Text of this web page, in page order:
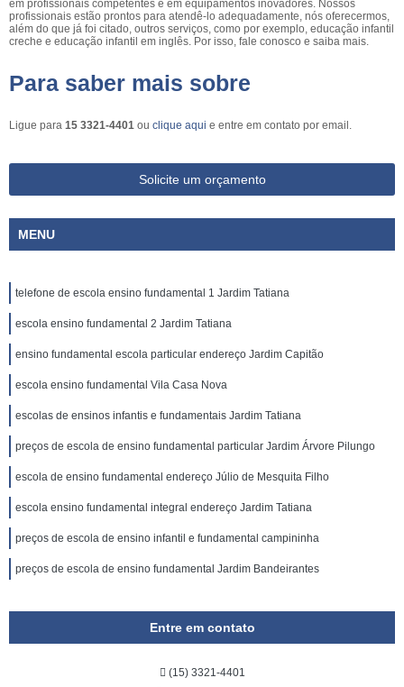
em profissionais competentes e em equipamentos inovadores. Nossos
profissionais estão prontos para atendê-lo adequadamente, nós oferecermos,
além do que já foi citado, outros serviços, como por exemplo, educação infantil
creche e educação infantil em inglês. Por isso, fale conosco e saiba mais.
Para saber mais sobre
Ligue para 15 3321-4401 ou clique aqui e entre em contato por email.
Solicite um orçamento
MENU
telefone de escola ensino fundamental 1 Jardim Tatiana
escola ensino fundamental 2 Jardim Tatiana
ensino fundamental escola particular endereço Jardim Capitão
escola ensino fundamental Vila Casa Nova
escolas de ensinos infantis e fundamentais Jardim Tatiana
preços de escola de ensino fundamental particular Jardim Árvore Pilungo
escola de ensino fundamental endereço Júlio de Mesquita Filho
escola ensino fundamental integral endereço Jardim Tatiana
preços de escola de ensino infantil e fundamental campininha
preços de escola de ensino fundamental Jardim Bandeirantes
Entre em contato
(15) 3321-4401